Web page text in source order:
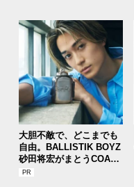
大胆不敵で、どこまでも
自由。BALLISTIK BOYZ
砂田将宏がまとうCOACH
の新作フレグランス「コ